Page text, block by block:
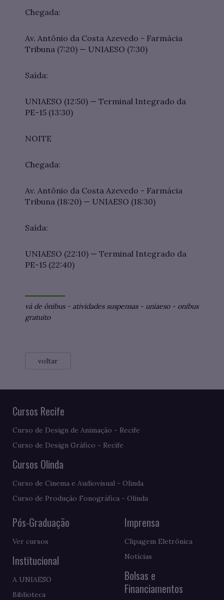
Chegada:
Av. Antônio da Costa Azevedo - Farmácia
Tribuna (7:20) — UNIAESO (7:30)
Saída:
UNIAESO (12:50) — Terminal Integrado da
PE-15 (13:30)
NOITE
Chegada:
Av. Antônio da Costa Azevedo - Farmácia
Tribuna (18:20) — UNIAESO (18:30)
Saída:
UNIAESO (22:10) — Terminal Integrado da
PE-15 (22:40)
vá de ônibus- atividades suspensas- uniaeso- onibus
gratuito
voltar
Cursos Recife
Curso de Design de Animação - Recife
Curso de Design Gráfico - Recife
Cursos Olinda
Curso de Cinema e Audiovisual - Olinda
Curso de Produção Fonográfica - Olinda
Pós-Graduação
Ver cursos
Institucional
A UNIAESO
Biblioteca
Imprensa
Clipagem Eletrônica
Notícias
Bolsas e
Financiamentos